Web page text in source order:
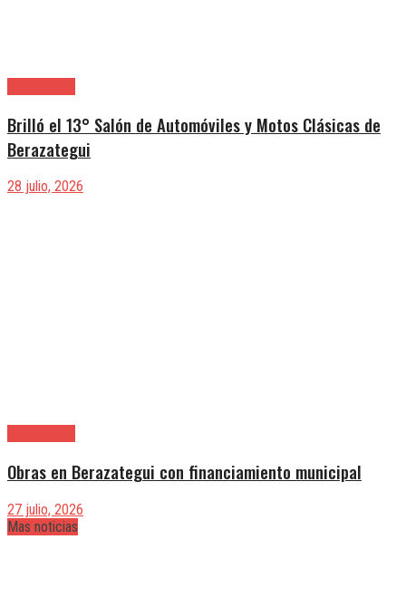
Brilló el 13° Salón de Automóviles y Motos Clásicas de
Berazategui
28 julio, 2026
Obras en Berazategui con financiamiento municipal
27 julio, 2026
Mas noticias